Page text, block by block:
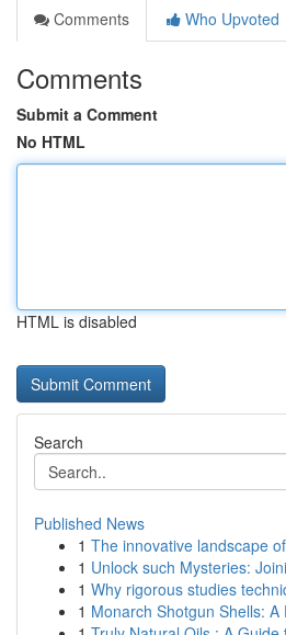
Comments
Who Upvoted
Comments
Submit a Comment
No HTML
HTML is disabled
Search
Published News
1 The innovative landscape
1 Unlock such Mysteries:
1 Why rigorous studies
1 Monarch Shotgun Shells: